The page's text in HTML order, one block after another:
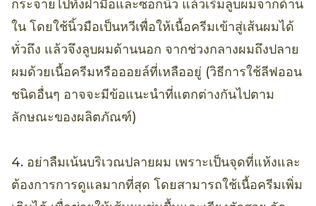
กระจายไปทั่งฝ่ามือและซอกนิ้ว แล้วเริ่มลูบผมจากด้าน
ใน โดยใช้นิ้วมือเป็นหวีเพื่อให้เนื้อครีมเข้าสู่เส้นผมได้
ทั่วถึง แล้วจึงลูบผมด้านนอก จากช่วงกลางผมถึงปลาย
ผมด้วยเนื้อครีมหรือออยล์ที่เหลืออยู่ (วิธีการใช้ลีฟออน
ชนิดอื่นๆ อาจจะมีข้อแนะนำที่แตกต่างกันไปตาม
ลักษณะของผลิตภัณฑ์)
4. อย่าลืมเน้นบริเวณปลายผม เพราะเป็นจุดที่แห้งและ
ต้องการการดูแลมากที่สุด โดยสามารถใช้เนื้อครีมเพิ่ม